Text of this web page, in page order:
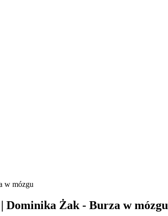
w mózgu
Dominika Żak - Burza w mózgu